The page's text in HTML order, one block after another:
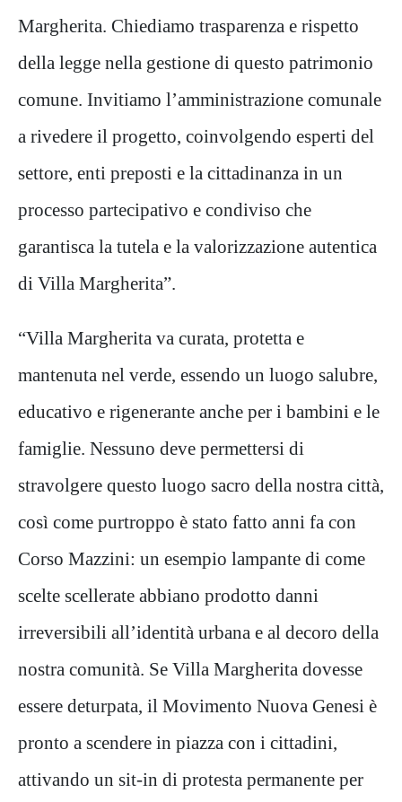
Margherita. Chiediamo trasparenza e rispetto
della legge nella gestione di questo patrimonio
comune. Invitiamo l’amministrazione comunale
a rivedere il progetto, coinvolgendo esperti del
settore, enti preposti e la cittadinanza in un
processo partecipativo e condiviso che
garantisca la tutela e la valorizzazione autentica
di Villa Margherita”.
“Villa Margherita va curata, protetta e
mantenuta nel verde, essendo un luogo salubre,
educativo e rigenerante anche per i bambini e le
famiglie. Nessuno deve permettersi di
stravolgere questo luogo sacro della nostra città,
così come purtroppo è stato fatto anni fa con
Corso Mazzini: un esempio lampante di come
scelte scellerate abbiano prodotto danni
irreversibili all’identità urbana e al decoro della
nostra comunità. Se Villa Margherita dovesse
essere deturpata, il Movimento Nuova Genesi è
pronto a scendere in piazza con i cittadini,
attivando un sit-in di protesta permanente per